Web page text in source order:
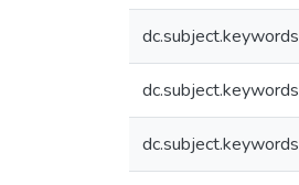
dc.subject.keywords
dc.subject.keywords
dc.subject.keywords